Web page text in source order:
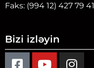
Faks: (994 12) 427 79 41
Bizi izləyin